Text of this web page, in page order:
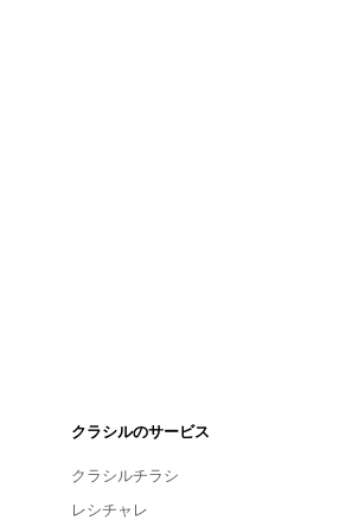
クラシルのサービス
クラシルチラシ
レシチャレ